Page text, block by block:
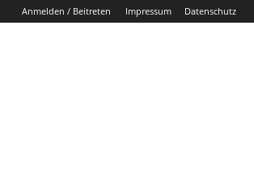
Anmelden / Beitreten Impressum Datenschutz